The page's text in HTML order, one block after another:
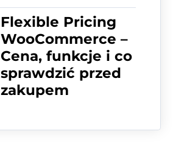
Flexible Pricing
WooCommerce –
Cena, funkcje i co
sprawdzić przed
zakupem